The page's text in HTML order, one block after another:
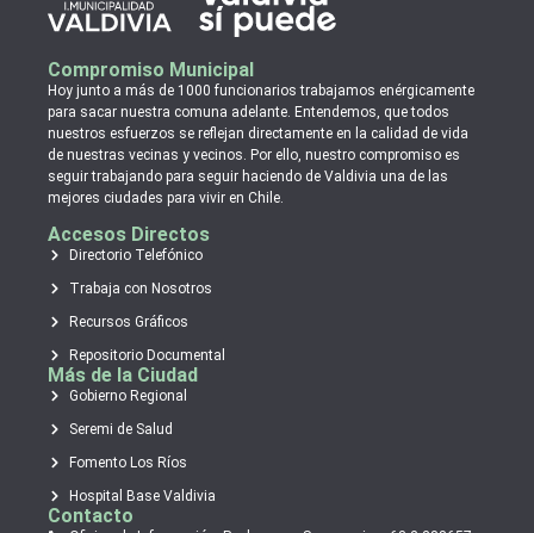
Compromiso Municipal
Hoy junto a más de 1000 funcionarios trabajamos enérgicamente
para sacar nuestra comuna adelante. Entendemos, que todos
nuestros esfuerzos se reflejan directamente en la calidad de vida
de nuestras vecinas y vecinos. Por ello, nuestro compromiso es
seguir trabajando para seguir haciendo de Valdivia una de las
mejores ciudades para vivir en Chile.
Accesos Directos
Directorio Telefónico
Trabaja con Nosotros
Recursos Gráficos
Repositorio Documental
Más de la Ciudad
Gobierno Regional
Seremi de Salud
Fomento Los Ríos
Hospital Base Valdivia
Contacto